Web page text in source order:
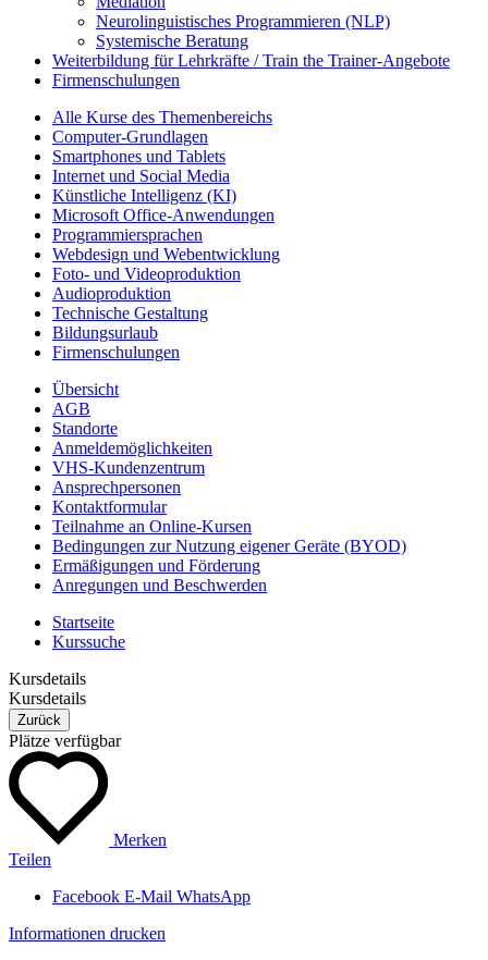
Neurolinguistisches Programmieren (NLP)
Systemische Beratung
Weiterbildung für Lehrkräfte / Train the Trainer-Angebote
Firmenschulungen
Alle Kurse des Themenbereichs
Computer-Grundlagen
Smartphones und Tablets
Internet und Social Media
Künstliche Intelligenz (KI)
Microsoft Office-Anwendungen
Programmiersprachen
Webdesign und Webentwicklung
Foto- und Videoproduktion
Audioproduktion
Technische Gestaltung
Bildungsurlaub
Firmenschulungen
Übersicht
AGB
Standorte
Anmeldemöglichkeiten
VHS-Kundenzentrum
Ansprechpersonen
Kontaktformular
Teilnahme an Online-Kursen
Bedingungen zur Nutzung eigener Geräte (BYOD)
Ermäßigungen und Förderung
Anregungen und Beschwerden
Startseite
Kurssuche
Kursdetails
Kursdetails
Zurück
Plätze verfügbar
Merken
Teilen
Facebook E-Mail WhatsApp
Informationen drucken